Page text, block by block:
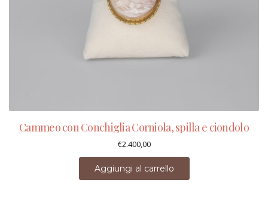
Cammeo con Conchiglia Corniola, spilla e ciondolo
€2.400,00
Aggiungi al carrello